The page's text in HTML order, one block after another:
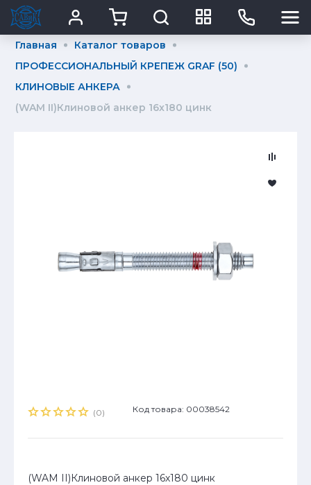
Главная
Каталог товаров
ПРОФЕССИОНАЛЬНЫЙ КРЕПЕЖ GRAF (50)
КЛИНОВЫЕ АНКЕРА
(WAM II)Клиновой анкер 16х180 цинк
(0) Код товара: 00038542
(WAM II)Клиновой анкер 16х180 цинк